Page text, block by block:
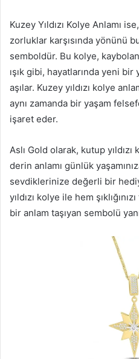
Kuzey Yıldızı Kolye Anlamı
zorluklar karşısında yönünü
semboldür. Bu kolye,
ışık gibi, hayatlarında yeni
aşılar. Kuzey yıldızı kolye
aynı zamanda bir yaşam
işaret eder.
Aslı Gold olarak, kutup
derin anlamı günlük
sevdiklerinize değerli bir
yıldızı kolye ile hem
bir anlam taşıyan sembolü